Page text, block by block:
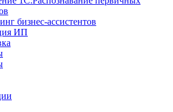
бизнес-ассистентов
ИП